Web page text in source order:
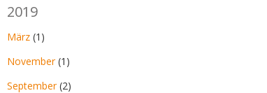
2019
März (1)
November(1)
September(2)